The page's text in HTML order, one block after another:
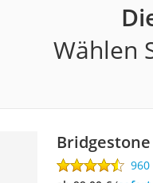
Wählen
Bridgestone